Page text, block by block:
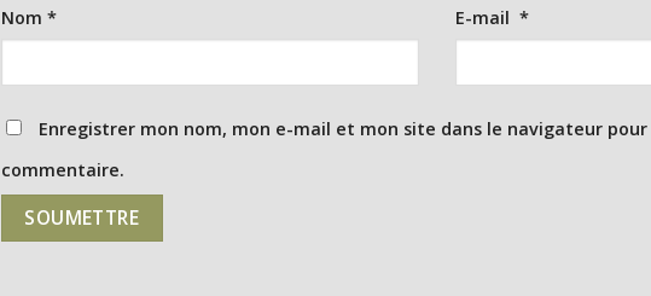
Nom * E-mail *
Enregistrer mon nom, mon e-mail et mon site dans le navigateur
commentaire.